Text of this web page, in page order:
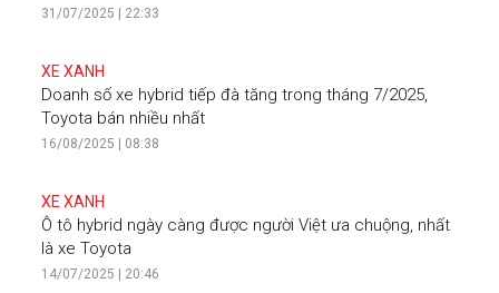
31/07/2025 | 22:33
XE XANH
Doanh số xe hybrid tiếp đà tăng trong tháng 7/2025,
Toyota bán nhiều nhất
16/08/2025 | 08:38
XE XANH
Ô tô hybrid ngày càng được người Việt ưa chuộng, nhất
là xe Toyota
14/07/2025 | 20:46